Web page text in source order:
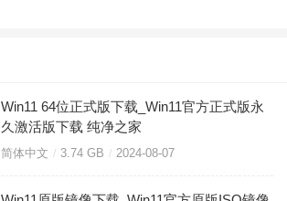
Win11 64位正式版下载_Win11官方正式版永
久激活版下载 纯净之家
简体中文 3.74 GB 2024-08-07